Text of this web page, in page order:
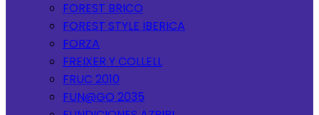
FOREST BRICO
FOREST STYLE IBERICA
FORZA
FREIXER Y COLLELL
FRUC 2010
FUN@GO 2035